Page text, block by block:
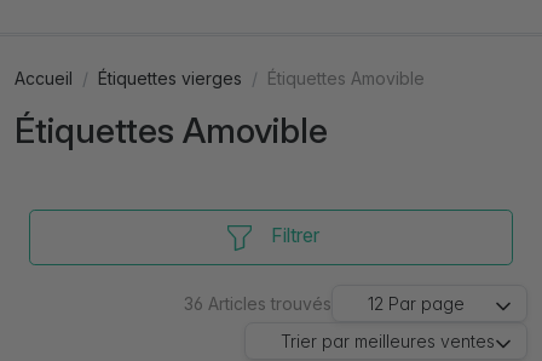
Accueil Étiquettes vierges Étiquettes Amovible
Étiquettes Amovible
Filtrer
36 Articles trouvés 12 Par page
Trier par meilleures ventes